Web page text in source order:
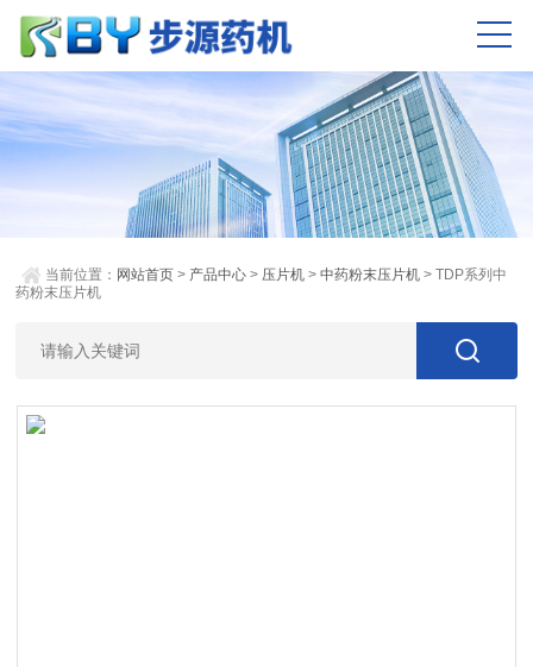
当前位置： 网站首页 > 产品中心 > 压片机 >中药粉末压片机 > TDP系列中
药粉末压片机